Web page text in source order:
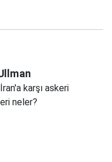
karşı askeri
neler?